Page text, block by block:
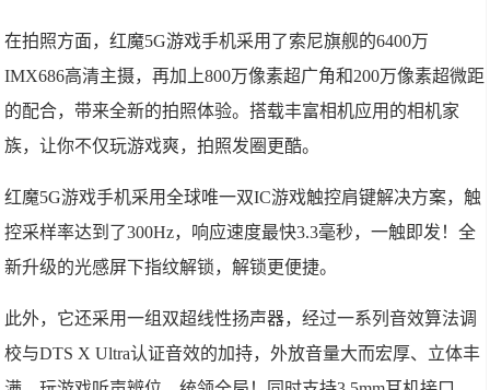
在拍照方面，红魔5G游戏手机采用了索尼旗舰的6400万
IMX686高清主摄，再加上800万像素超广角和200万像素超微距
的配合，带来全新的拍照体验。搭载丰富相机应用的相机家
族，让你不仅玩游戏爽，拍照发圈更酷。
红魔5G游戏手机采用全球唯一双IC游戏触控肩键解决方案，触
控采样率达到了300Hz，响应速度最快3.3毫秒，一触即发！全
新升级的光感屏下指纹解锁，解锁更便捷。
此外，它还采用一组双超线性扬声器，经过一系列音效算法调
校与DTS X Ultra认证音效的加持，外放音量大而宏厚、立体丰